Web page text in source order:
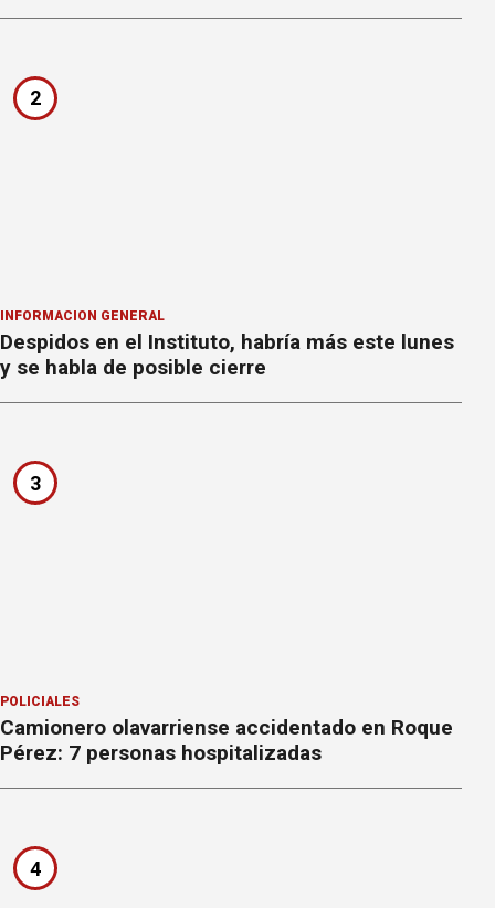
2
INFORMACION GENERAL
Despidos en el Instituto, habría más este lunes
y se habla de posible cierre
3
POLICIALES
Camionero olavarriense accidentado en Roque
Pérez: 7 personas hospitalizadas
4